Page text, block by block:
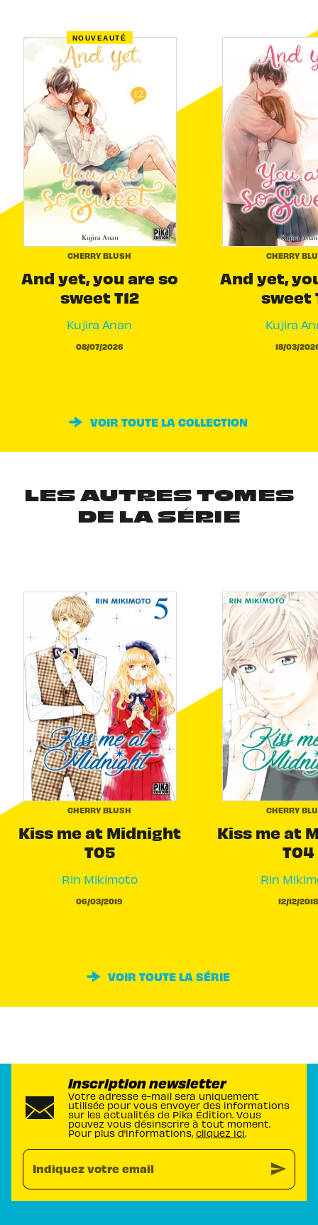
NOUVEAUTÉ
CHERRY BLUSH
And yet, you are so
sweet T12
Kujira Anan
08/07/2026
CHERRY
And yet,
sweet
Kujira
18/03/
VOIR TOUTE LA COLLECTION
LES AUTRES TOMES
DE LA SÉRIE
CHERRY BLUSH
Kiss me at Midnight
T05
Rin Mikimoto
06/03/2019
CHERRY
Kiss me at
T04
Rin
12/12/2018
VOIR TOUTE LA SÉRIE
Inscription newsletter
Votre adresse e-mail sera uniquement
utilisée pour vous envoyer des informations
sur les actualités de Pika Édition. Vous
pouvez vous désinscrire à tout moment.
Pour plus d’informations, cliquez ici.
Indiquez votre email send